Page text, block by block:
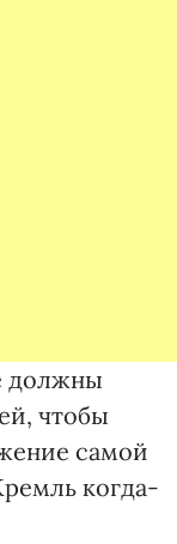
должны
чтобы
самой
когда-